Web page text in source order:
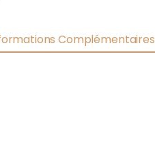
Complémentaires